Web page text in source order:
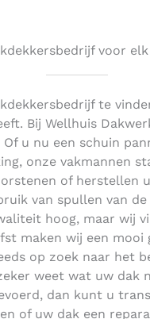
voor
te
Bij Wellhuis
u nu een schuin
onze vakmannen
of herstellen
van spullen van
hoog, maar wij
maken wij een mooi
op zoek naar het
weet wat uw dak
dan kunt u
of uw dak een